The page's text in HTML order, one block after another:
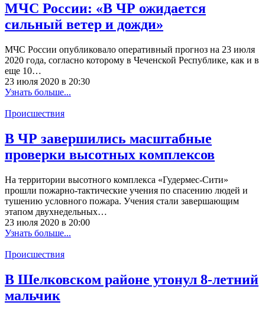
МЧС России: «В ЧР ожидается
сильный ветер и дожди»
МЧС России опубликовало оперативный прогноз на 23 июля
2020 года, согласно которому в Чеченской Республике, как и в
еще 10…
23 июля 2020 в 20:30
Узнать больше...
Происшествия
В ЧР завершились масштабные
проверки высотных комплексов
На территории высотного комплекса «Гудермес-Сити»
прошли пожарно-тактические учения по спасению людей и
тушению условного пожара. Учения стали завершающим
этапом двухнедельных…
23 июля 2020 в 20:00
Узнать больше...
Происшествия
В Шелковском районе утонул 8-летний
мальчик